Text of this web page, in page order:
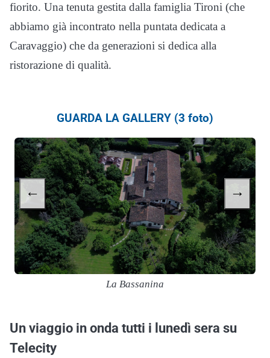
fiorito. Una tenuta gestita dalla famiglia Tironi (che
abbiamo già incontrato nella puntata dedicata a
Caravaggio) che da generazioni si dedica alla
ristorazione di qualità.
GUARDA LA GALLERY (3 foto)
La Bassanina
← →
Un viaggio in onda tutti i lunedì sera su
Telecity